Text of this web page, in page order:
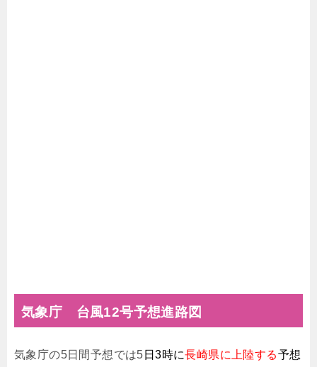
気象庁 台風12号予想進路図
気象庁の5日間予想では5 日3時に長崎県に上陸する予想